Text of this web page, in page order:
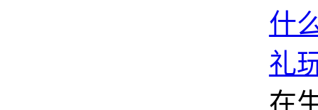
什
礼
在